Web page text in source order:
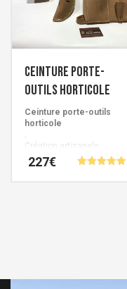
être
choisies
page
produit
Ceinture porte-
outils horticole
Ceinture porte-outils
horticole
.
Création artisanale
Française signée Cuirs de
Schistes.
227€
Les